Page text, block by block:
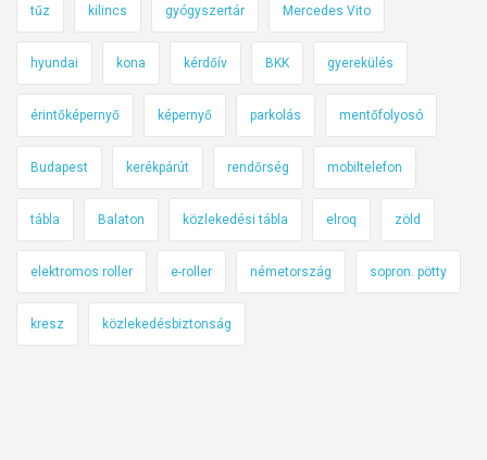
tűz kilincs gyógyszertár Mercedes Vito
hyundai kona kérdőív BKK gyerekülés
érintőképernyő képernyő parkolás mentőfolyosó
Budapest kerékpárút rendőrség mobiltelefon
tábla Balaton közlekedési tábla elroq zöld
elektromos roller e-roller németország sopron. pötty
kresz közlekedésbiztonság